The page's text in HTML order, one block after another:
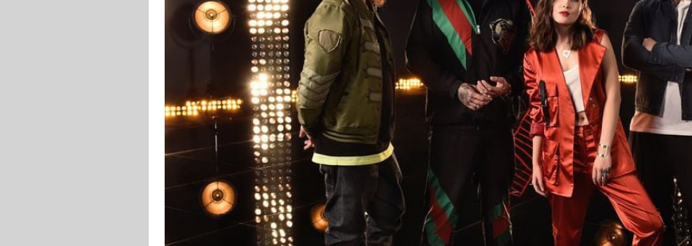
Promiflash Exklusiv
Alle Themen auf Promiflash
Jobs
App runterladen
Team
Redaktionelle Richtlinien
Impressum